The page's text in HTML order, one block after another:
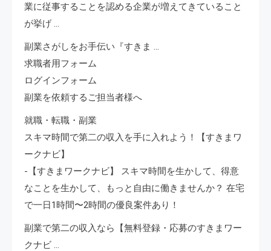
業に従事することを認める企業が増えてきていること
が挙げ …
副業さがしをお手伝い『すきま …
求職者用フォーム
ログインフォーム
副業を依頼するご担当者様へ
就職・転職・副業
スキマ時間で第二の収入を手に入れよう！【すきまワ
ークナビ】
-【すきまワークナビ】 スキマ時間を生かして、得意
なことを生かして、もっと自由に働きませんか？ 在宅
で一日1時間〜2時間の優良案件あり！
副業で第二の収入なら【無料登録・応募のすきまワー
クナビ …